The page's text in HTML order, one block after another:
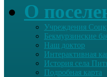
О
Учреждения
Бекмурзинские
Наш доктор
Интерактивная
История села
Подробная карта